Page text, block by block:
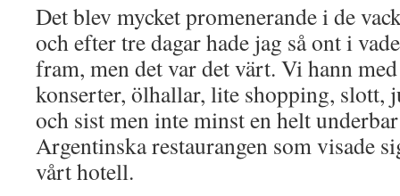
Det blev mycket promenerande i de
och efter tre dagar hade jag så ont i
fram, men det var det värt. Vi hann
konserter, ölhallar, lite shopping, slott,
och sist men inte minst en helt
Argentinska restaurangen som visade
vårt hotell.